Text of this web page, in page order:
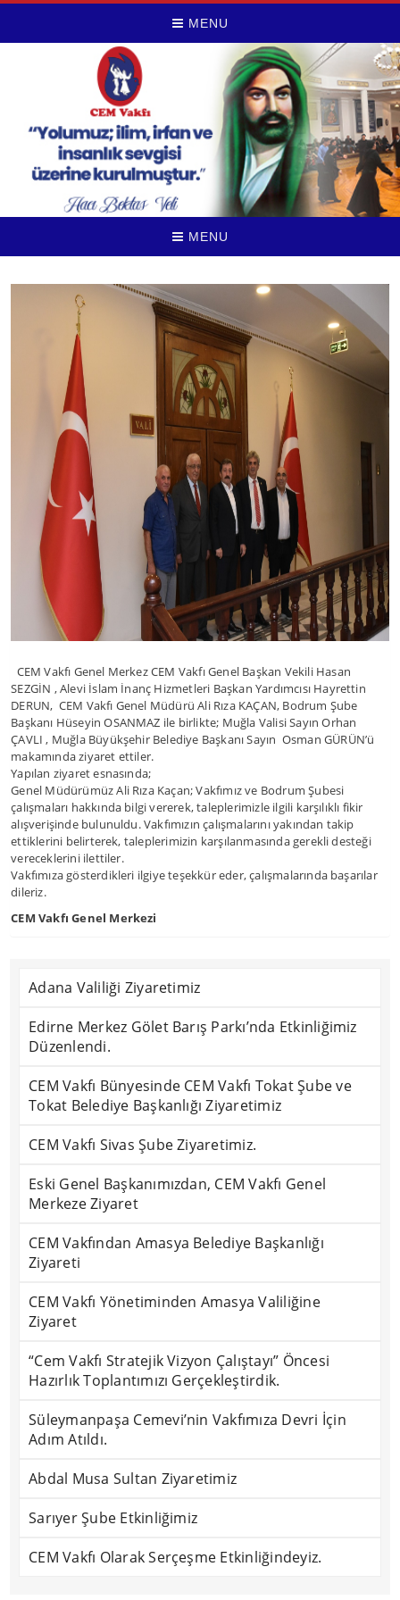
MENU
MENU
CEM Vakfı Genel Merkez CEM Vakfı Genel Başkan Vekili Hasan
SEZGİN , Alevi İslam İnanç Hizmetleri Başkan Yardımcısı Hayrettin
DERUN, CEM Vakfı Genel Müdürü Ali Rıza KAÇAN, Bodrum Şube
Başkanı Hüseyin OSANMAZ ile birlikte; Muğla Valisi Sayın Orhan
ÇAVLI , Muğla Büyükşehir Belediye Başkanı Sayın Osman GÜRÜN’ü
makamında ziyaret ettiler.
Yapılan ziyaret esnasında;
Genel Müdürümüz Ali Rıza Kaçan; Vakfımız ve Bodrum Şubesi
çalışmaları hakkında bilgi vererek, taleplerimizle ilgili karşılıklı fikir
alışverişinde bulunuldu. Vakfımızın çalışmalarını yakından takip
ettiklerini belirterek, taleplerimizin karşılanmasında gerekli desteği
vereceklerini ilettiler.
Vakfımıza gösterdikleri ilgiye teşekkür eder, çalışmalarında başarılar
dileriz.
CEM Vakfı Genel Merkezi
Adana Valiliği Ziyaretimiz
Edirne Merkez Gölet Barış Parkı’nda Etkinliğimiz
Düzenlendi.
CEM Vakfı Bünyesinde CEM Vakfı Tokat Şube ve
Tokat Belediye Başkanlığı Ziyaretimiz
CEM Vakfı Sivas Şube Ziyaretimiz.
Eski Genel Başkanımızdan, CEM Vakfı Genel
Merkeze Ziyaret
CEM Vakfından Amasya Belediye Başkanlığı
Ziyareti
CEM Vakfı Yönetiminden Amasya Valiliğine
Ziyaret
“Cem Vakfı Stratejik Vizyon Çalıştayı” Öncesi
Hazırlık Toplantımızı Gerçekleştirdik.
Süleymanpaşa Cemevi’nin Vakfımıza Devri İçin
Adım Atıldı.
Abdal Musa Sultan Ziyaretimiz
Sarıyer Şube Etkinliğimiz
CEM Vakfı Olarak Serçeşme Etkinliğindeyiz.